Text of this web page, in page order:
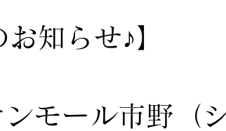
知らせ♪】
モール市野（